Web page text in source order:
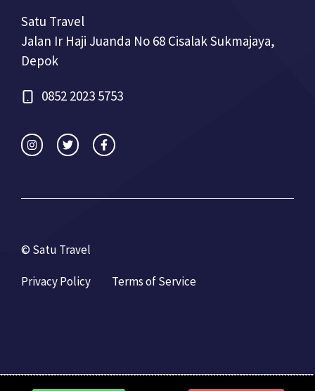
Satu Travel
Jalan Ir Haji Juanda No 68 Cisalak Sukmajaya,
Depok
0852 2023 5753
© Satu Travel
Privacy Policy Terms of Service